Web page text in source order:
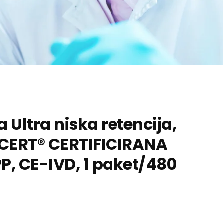
Ultra niska retencija,
CERTIFICIRANA
CE-IVD, 1 paket/480